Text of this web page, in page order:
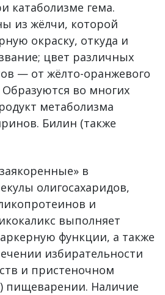
катаболизме гема.
из жёлчи, которой
окраску, откуда и
цвет различных
— от жёлто-оранжевого
Образуются во многих
метаболизма
Билин (также
в
олигосахаридов,
и
выполняет
функции, а также
избирательности
и пристеночном
Наличие